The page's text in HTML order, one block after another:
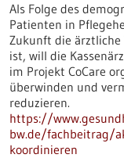
Als Folge des
Patienten in
Zukunft die
ist, will die
im Projekt CoCare
überwinden und
reduzieren.
https://
bw.de/fachbeitrag/
koordinieren